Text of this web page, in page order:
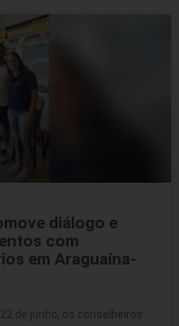
diálogo e
com
em Araguaína-
de junho, os conselheiros